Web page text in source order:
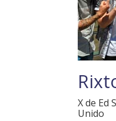
X de Ed
Unido